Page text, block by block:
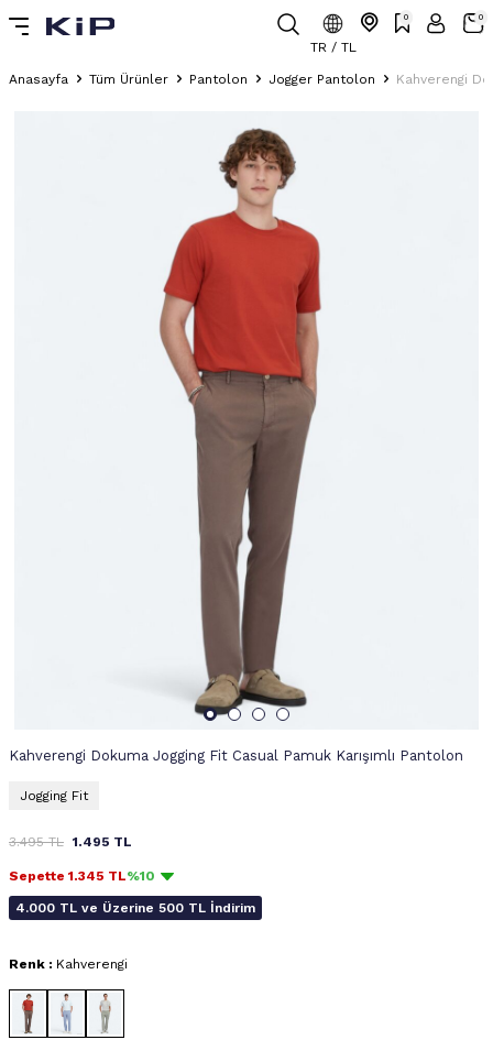
TR / TL
0 0
Anasayfa Tüm Ürünler Pantolon Jogger Pantolon Kahverengi
Kahverengi Dokuma Jogging Fit Casual Pamuk Karışımlı Pantolon
Jogging Fit
3.495TL 1.495 TL
Sepette 1.345 TL%10
4.000 TL ve Üzerine 500 TL İndirim
Renk : Kahverengi